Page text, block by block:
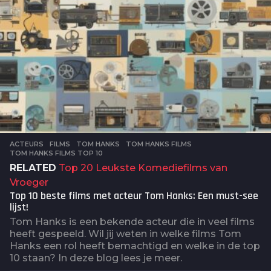
ACTEURS ,FILMS TOM HANKS ,TOM HANKS FILMS
TOM HANKS FILMS TOP 10
RELATED Top 20 Leukste Komediefilms van
Vroeger
Top 10 beste films met acteur Tom Hanks: Een must-see
lijst!
Tom Hanks is een bekende acteur die in veel films
heeft gespeeld. Wil jij weten in welke films Tom
Hanks een rol heeft bemachtigd en welke in de top
10 staan? In deze blog lees je meer.